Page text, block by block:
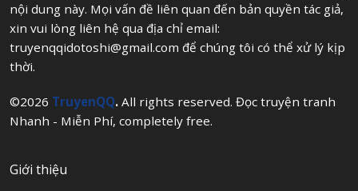
nội dung này. Mọi vấn đề liên quan đến bản quyền tác giả,
xin vui lòng liên hệ qua địa chỉ email:
truyenqqidotoshi@gmail.com để chúng tôi có thể xử lý kịp
thời.
©2026 TruyenQQ. All rights reserved. Đọc truyện tranh
Nhanh - Miễn Phí, completely free.
Giới thiệu